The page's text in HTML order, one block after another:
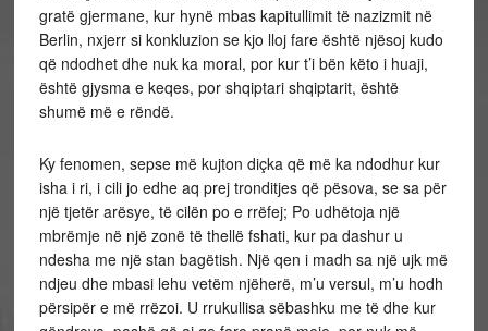
gratë gjermane, kur hynë mbas kapitullimit të nazizmit në
Berlin, nxjerr si konkluzion se kjo lloj fare është njësoj kudo
që ndodhet dhe nuk ka moral, por kur t’i bën këto i huaji,
është gjysma e keqes, por shqiptari shqiptarit, është
shumë më e rëndë.
Ky fenomen, sepse më kujton diçka që më ka ndodhur kur
isha i ri, i cili jo edhe aq prej tronditjes që pësova, se sa për
një tjetër arësye, të cilën po e rrëfej; Po udhëtoja një
mbrëmje në një zonë të thellë fshati, kur pa dashur u
ndesha me një stan bagëtish. Një qen i madh sa një ujk më
ndjeu dhe mbasi lehu vetëm njëherë, m’u versul, m’u hodh
përsipër e më rrëzoi. U rrukullisa sëbashku me të dhe kur